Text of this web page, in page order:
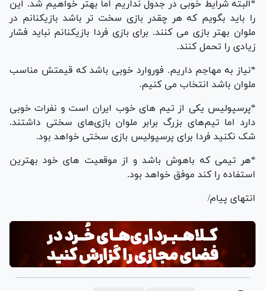
*البته شرایط خوبی در جدول نداریم اما بهتر خواهیم شد. این
را باید بگویم که هر چقدر بازی سخت تر باشد بازیکنانم در
ملوان بهتر بازی می کنند. برای بازی فردا بازیکنانم نباید فشار
زیادی را تحمل کنند.
*نیاز به مهاجم داریم. فوروارد خوبی باشد که قیمتش مناسب
ملوان باشد انتخاب می کنیم.
*پرسپولیس یکی از تیم های خوب ایران است و نفرات خوبی
دارد اما تیم‌های بزرگ برابر ملوان بازی‌های سختی داشتند.
شک نکنید فردا برای پرسپولیس بازی سختی خواهد بود.
*هر تیمی که باهوش باشد و از موقعیت های خود بهترین
استفاده را کند موفق خواهد بود.
انتهای پیام/